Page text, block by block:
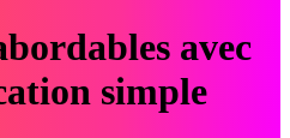
avec
simple